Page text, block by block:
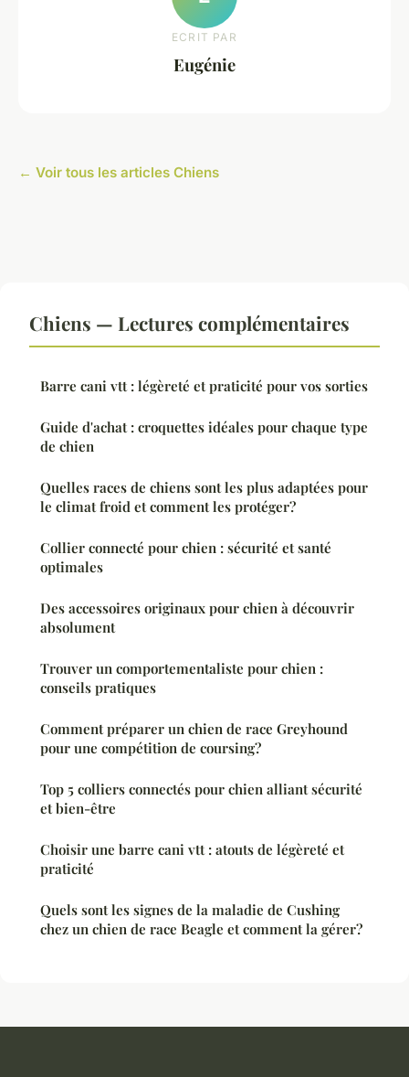
ECRIT PAR
Eugénie
← Voir tous les articles Chiens
Chiens — Lectures complémentaires
Barre cani vtt : légèreté et praticité pour vos sorties
Guide d'achat : croquettes idéales pour chaque type
de chien
Quelles races de chiens sont les plus adaptées pour
le climat froid et comment les protéger?
Collier connecté pour chien : sécurité et santé
optimales
Des accessoires originaux pour chien à découvrir
absolument
Trouver un comportementaliste pour chien :
conseils pratiques
Comment préparer un chien de race Greyhound
pour une compétition de coursing?
Top 5 colliers connectés pour chien alliant sécurité
et bien-être
Choisir une barre cani vtt : atouts de légèreté et
praticité
Quels sont les signes de la maladie de Cushing
chez un chien de race Beagle et comment la gérer?